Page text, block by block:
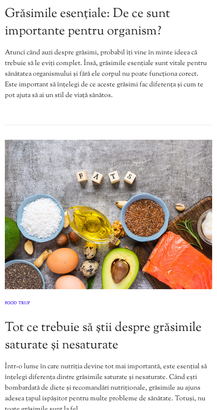
Grăsimile esențiale: De ce sunt
importante pentru organism?
Atunci când auzi despre grăsimi, probabil îți vine în minte ideea că
trebuie să le eviți complet. Însă, grăsimile esențiale sunt vitale pentru
sănătatea organismului și fără ele corpul nu poate funcționa corect.
Este important să înțelegi de ce aceste grăsimi fac diferența și cum te
pot ajuta să ai un stil de viață sănătos.
FOOD TRUP
Tot ce trebuie să știi despre grăsimile
saturate și nesaturate
Într-o lume în care nutriția devine tot mai importantă, este esențial să
înțelegi diferența dintre grăsimile saturate și nesaturate. Când ești
bombardată de diete și recomandări nutriționale, grăsimile au ajuns
adesea țapul ispășitor pentru multe probleme de sănătate. Totuși, nu